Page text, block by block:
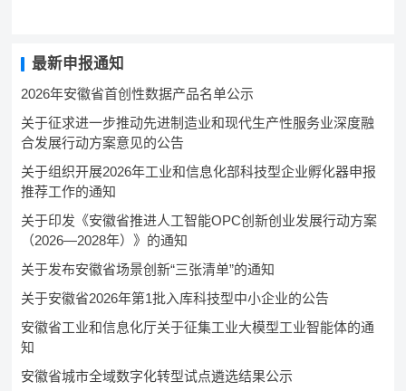
最新申报通知
2026年安徽省首创性数据产品名单公示
关于征求进一步推动先进制造业和现代生产性服务业深度融
合发展行动方案意见的公告
关于组织开展2026年工业和信息化部科技型企业孵化器申报
推荐工作的通知
关于印发《安徽省推进人工智能OPC创新创业发展行动方案
（2026—2028年）》的通知
关于发布安徽省场景创新“三张清单”的通知
关于安徽省2026年第1批入库科技型中小企业的公告
安徽省工业和信息化厅关于征集工业大模型工业智能体的通
知
安徽省城市全域数字化转型试点遴选结果公示